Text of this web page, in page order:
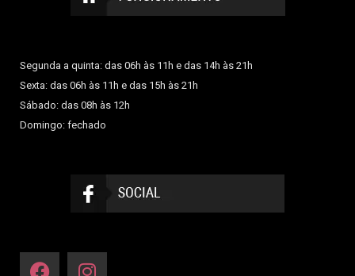
Segunda a quinta: das 06h às 11h e das 14h às 21h
Sexta: das 06h às 11h e das 15h às 21h
Sábado: das 08h às 12h
Domingo: fechado